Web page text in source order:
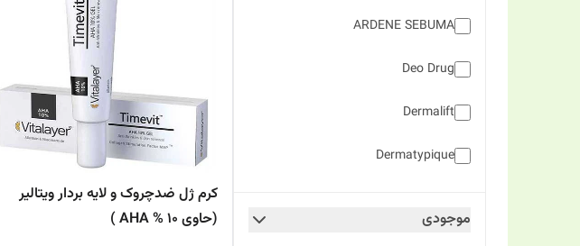
ARDENE SEBUMA
Deo Drug
Dermalift
Dermatypique
موجودی
کرم ژل ضدچروک و لایه بردار ویتالیر
(حاوی 10 % AHA )